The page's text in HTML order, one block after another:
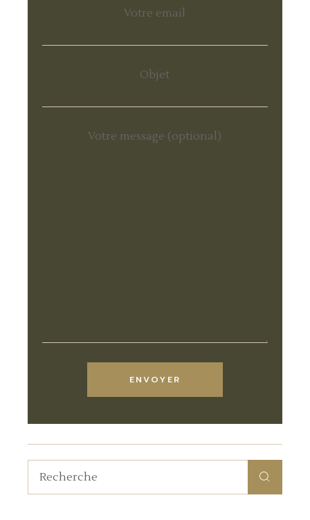
Votre email
Objet
Votre message (optional)
ENVOYER